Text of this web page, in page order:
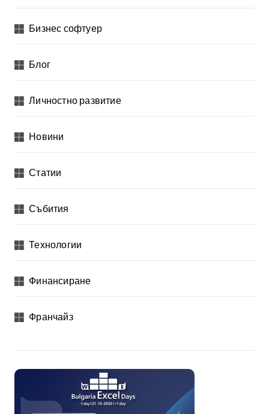
Бизнес софтуер
Блог
Личностно развитие
Новини
Статии
Събития
Технологии
Финансиране
Франчайз